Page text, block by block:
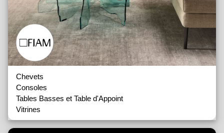
Chevets
Consoles
Tables Basses et Table d'Appoint
Vitrines